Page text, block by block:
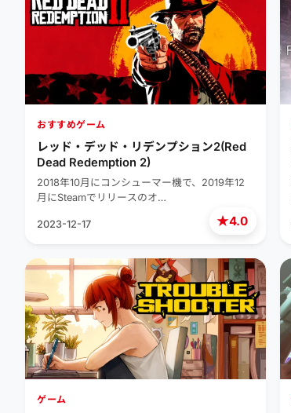
★4.0
おすすめゲーム
レッド・デッド・リデンプション2(Red
Dead Redemption 2)
2018年10月にコンシューマー機で、2019年12
月にSteamでリリースのオ…
2023-12-17
ゲーム